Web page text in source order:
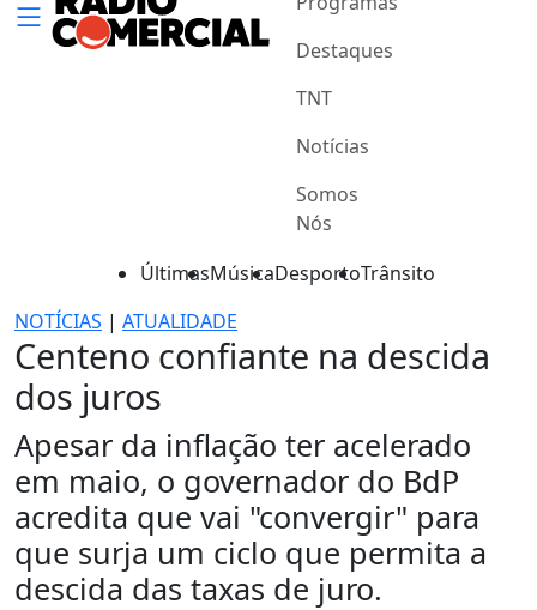
Destaques
TNT
Notícias
Somos
Nós
ÚltimasMúsicaDesportoTrânsito
NOTÍCIAS | ATUALIDADE
Centeno confiante na descida
dos juros
Apesar da inflação ter acelerado
em maio, o governador do BdP
acredita que vai "convergir" para
que surja um ciclo que permita a
descida das taxas de juro.